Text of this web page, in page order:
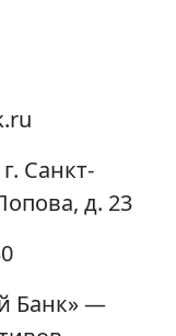
Санкт-
д. 23
Банк» —